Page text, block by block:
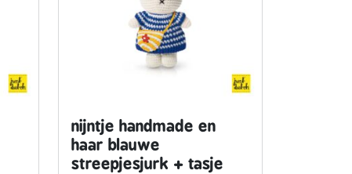
nijntje handmade en
haar blauwe
streepjesjurk + tasje